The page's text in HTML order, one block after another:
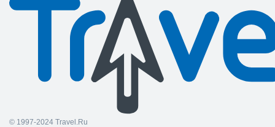
© 1997-2024 Travel.Ru